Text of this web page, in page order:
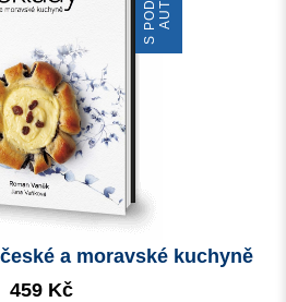
a moravské kuchyně
459 Kč